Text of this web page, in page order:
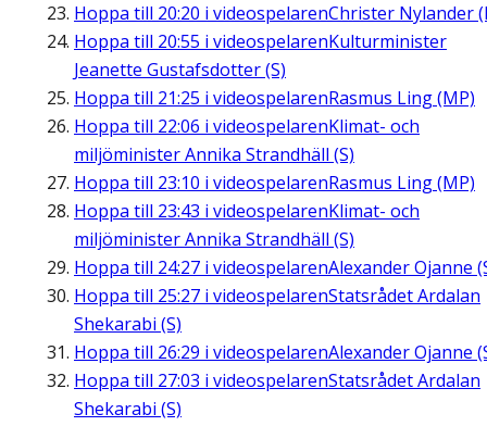
Hoppa till 20:20 i videospelarenChrister Nylander
Hoppa till 20:55 i videospelarenKulturminister
Jeanette Gustafsdotter (S)
Hoppa till 21:25 i videospelarenRasmus Ling (MP)
Hoppa till 22:06 i videospelarenKlimat- och
miljöminister Annika Strandhäll (S)
Hoppa till 23:10 i videospelarenRasmus Ling (MP)
Hoppa till 23:43 i videospelarenKlimat- och
miljöminister Annika Strandhäll (S)
Hoppa till 24:27 i videospelarenAlexander Ojanne
Hoppa till 25:27 i videospelarenStatsrådet Ardalan
Shekarabi (S)
Hoppa till 26:29 i videospelarenAlexander Ojanne
Hoppa till 27:03 i videospelarenStatsrådet Ardalan
Shekarabi (S)